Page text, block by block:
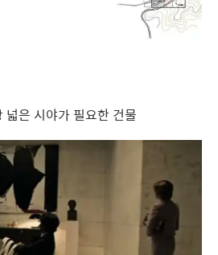
넓은 시야가 필요한 건물